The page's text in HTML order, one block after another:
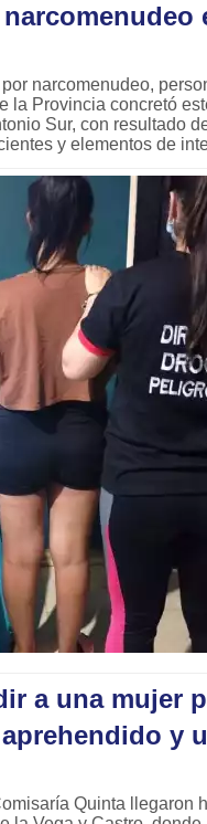
narcomenudeo,
la Provincia concretó
Sur, con resultado
y elementos de
a una mujer
y
Quinta llegaron